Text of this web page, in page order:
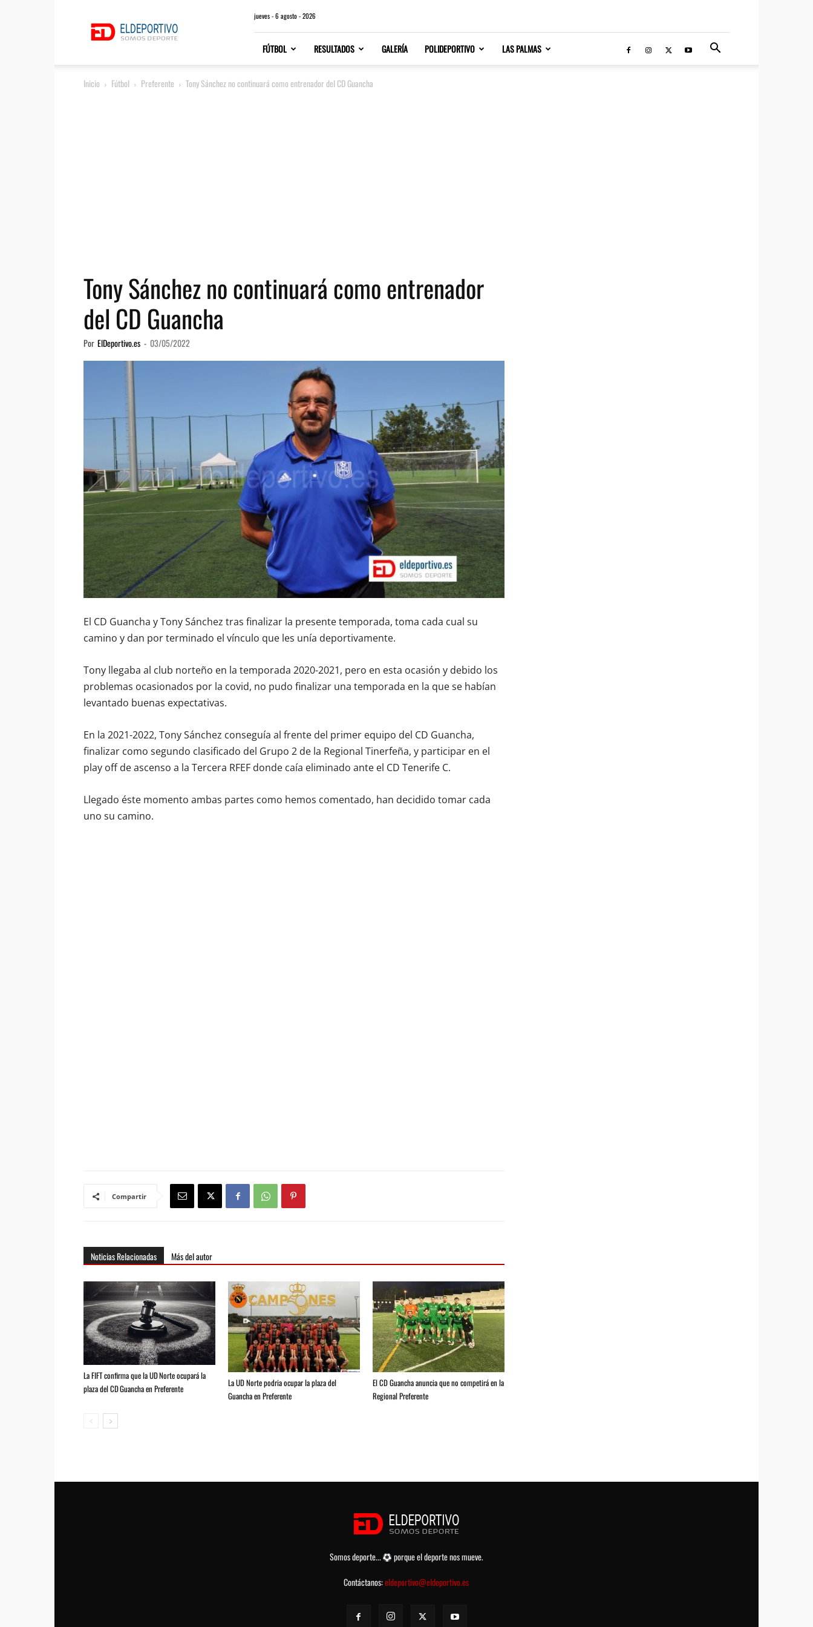
jueves - 6 agosto - 2026
FÚTBOL RESULTADOS GALERÍA POLIDEPORTIVO LAS PALMAS
Inicio Fútbol Preferente Tony Sánchez no continuará como entrenador del CD Guancha
Tony Sánchez no continuará como entrenador
del CD Guancha
Por ElDeportivo.es - 03/05/2022
El CD Guancha y Tony Sánchez tras finalizar la presente temporada, toma cada cual su
camino y dan por terminado el vínculo que les unía deportivamente.
Tony llegaba al club norteño en la temporada 2020-2021, pero en esta ocasión y debido los
problemas ocasionados por la covid, no pudo finalizar una temporada en la que se habían
levantado buenas expectativas.
En la 2021-2022, Tony Sánchez conseguía al frente del primer equipo del CD Guancha,
finalizar como segundo clasificado del Grupo 2 de la Regional Tinerfeña, y participar en el
play off de ascenso a la Tercera RFEF donde caía eliminado ante el CD Tenerife C.
Llegado éste momento ambas partes como hemos comentado, han decidido tomar cada
uno su camino.
Compartir
Noticias Relacionadas Más del autor
La FIFT confirma que la UD Norte ocupará la
plaza del CD Guancha en Preferente
La UD Norte podria ocupar la plaza del
Guancha en Preferente
El CD Guancha anuncia que no competirá en la
Regional Preferente
Somos deporte...
porque el deporte nos mueve.
Contáctanos:eldeportivo@eldeportivo.es